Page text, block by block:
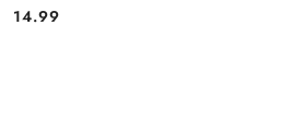
Cena:
14.99